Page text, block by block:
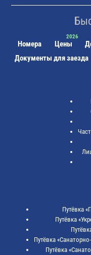
Номера Цены
Документы для заезда
Путёвка
Путёвка
Путёвка
Путёвка